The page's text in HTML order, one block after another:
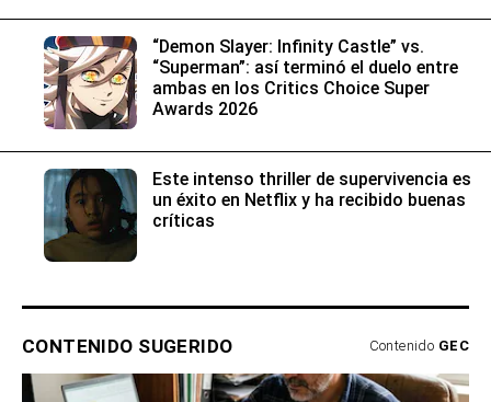
“Demon Slayer: Infinity Castle” vs.
“Superman”: así terminó el duelo entre
ambas en los Critics Choice Super
Awards 2026
Este intenso thriller de supervivencia es
un éxito en Netflix y ha recibido buenas
críticas
CONTENIDO SUGERIDO Contenido GEC